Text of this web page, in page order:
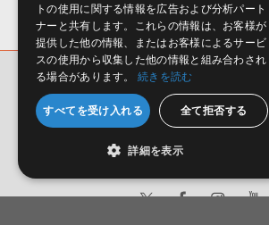
サンプルパック JOSU FREIRE PRESENTS
会社概要 環境保護（CSR）への取り組み
特定商取
サイト動作環境
利用規約 個人情報の保護につい
トの使用に関する情報を広告および分析パート
ナーと共有します。これらの情報は、お客様が
提供した他の情報、またはお客様によるサービ
スの使用から収集した他の情報と組み合わされ
る場合があります。
続きを読む
すべてを受け入れる 全て拒否する
詳細を表示